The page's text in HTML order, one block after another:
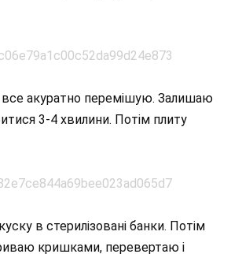
все акуратно перемішую. Залишаю
3-4 хвилини. Потім плиту
в стерилізовані банки. Потім
кришками, перевертаю і